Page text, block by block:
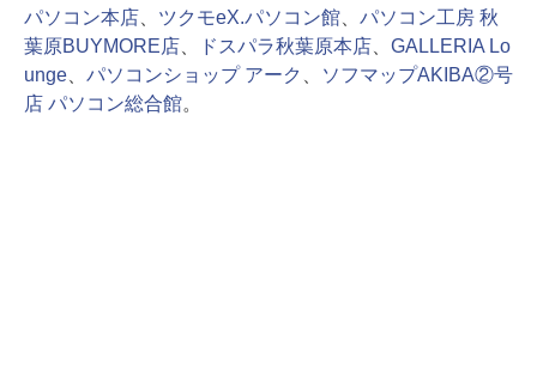
パソコン本店、 ツクモeX.パソコン館、 パソコン工房 秋
葉原BUYMORE店、 ドスパラ秋葉原本店、 GALLERIA Lo
unge、 パソコンショップ アーク
ソフマップAKIBA②号
店 パソコン総合館。